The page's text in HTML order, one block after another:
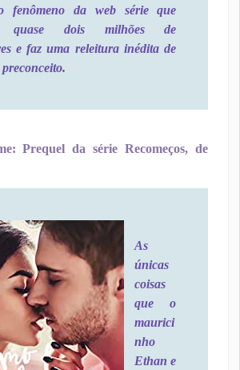
fenômeno da web série que
quase dois milhões de
e faz uma releitura inédita de
Prequel da série Recomeços, de
As
únicas
coisas
que o
maurici
nho
Ethan e